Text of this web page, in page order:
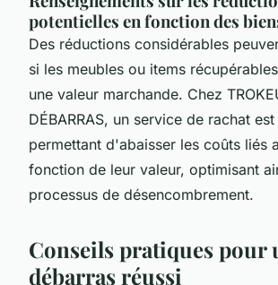
potentielles en fonction des
Des réductions considérables
si les meubles ou items
une valeur marchande. Chez
DÉBARRAS, un service de rachat
permettant d'abaisser les coûts liés
fonction de leur valeur, optimisant
processus de désencombrement.
Conseils pratiques pour
débarras réussi